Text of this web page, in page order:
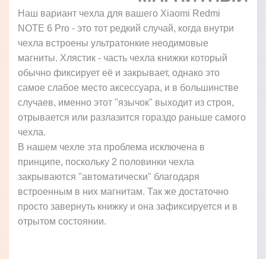
Наш вариант чехла для вашего Xiaomi Redmi
NOTE 6 Pro - это тот редкий случай, когда внутри
чехла встроены ультратонкие неодимовые
магниты. Хлястик - часть чехла книжки который
обычно фиксирует её и закрывает, однако это
самое слабое место аксессуара, и в большинстве
случаев, именно этот "язычок" выходит из строя,
отрывается или разлазится гораздо раньше самого
чехла.
В нашем чехле эта проблема исключена в
принципе, поскольку 2 половинки чехла
закрываются "автоматически" благодаря
встроенным в них магнитам. Так же достаточно
просто завернуть книжку и она зафиксируется и в
отрытом состоянии.